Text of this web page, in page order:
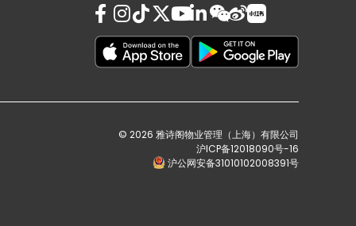
© 2026 雅诗阁物业管理（上海）有限公司
沪ICP备12018090号-16
沪公网安备31010102008391号